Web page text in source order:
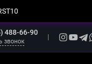
488-66-90
звонок